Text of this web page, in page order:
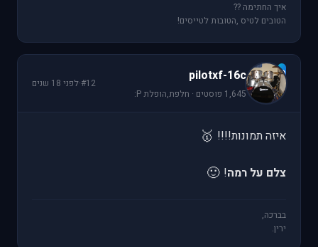
איך החתימה ??
הטובים לטיס ,הטובות לטייסים!
p
pilotxf-16c
1,645 פוסטים · חלפת,הופלת P:
#12
·לפני 18 שנים
איזה תמונות!!!! 🥇
צלם על רמה!
🙂
בברכה,
ירין.